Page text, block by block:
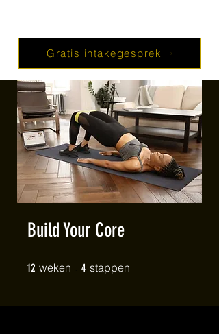
Gratis intakegesprek
Build Your Core
12 weken 12 weken
4 stappen